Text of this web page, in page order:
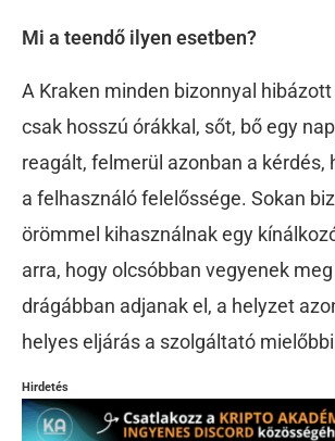
Mi a teendő ilyen esetben?
A Kraken minden bizonnyal
csak hosszú órákkal, sőt, bő egy
reagált, felmerül azonban a kérdés,
a felhasználó felelőssége. Sokan
örömmel kihasználnak egy
arra, hogy olcsóbban vegyenek
drágábban adjanak el, a helyzet
helyes eljárás a szolgáltató
Hirdetés